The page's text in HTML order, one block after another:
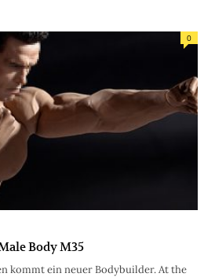
0
Body M35
kommt ein neuer Bodybuilder. At the